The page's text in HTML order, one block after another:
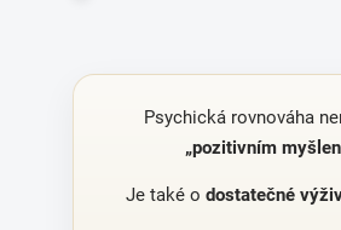
Psychická rovnováha
„pozitivním
Je také o dostatečné